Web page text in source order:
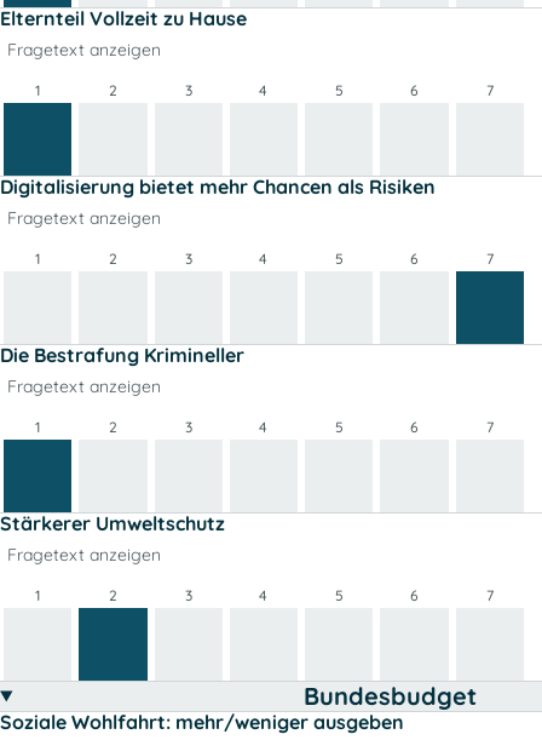
Elternteil Vollzeit zu Hause
Fragetext anzeigen
1 2 3 4 5 6 7
Digitalisierung bietet mehr Chancen als Risiken
Fragetext anzeigen
1 2 3 4 5 6 7
Die Bestrafung Krimineller
Fragetext anzeigen
1 2 3 4 5 6 7
Stärkerer Umweltschutz
Fragetext anzeigen
1 2 3 4 5 6 7
Bundesbudget
Soziale Wohlfahrt: mehr/weniger ausgeben